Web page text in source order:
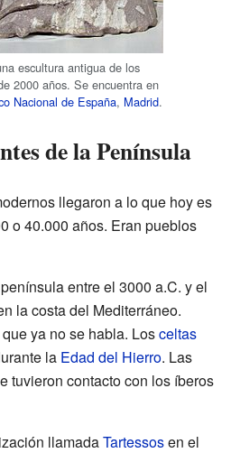
escultura antigua de los
2000 años. Se encuentra en
Nacional de España, Madrid.
de la Península
llegaron a lo que hoy es
o 40.000 años. Eran pueblos
entre el 3000 a.C. y el
la costa del Mediterráneo.
ya no se habla. Losceltas
la Edad del Hierro. Las
tuvieron contacto con los íberos
llamadaTartessosen el